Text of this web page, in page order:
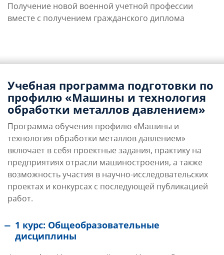
Получение новой военной учетной профессии
вместе с получением гражданского диплома
Учебная программа подготовки по
профилю «Машины и технология
обработки металлов давлением»
Программа обучения профилю «Машины и
технология обработки металлов давлением»
включает в себя проектные задания, практику на
предприятиях отрасли машиностроения, а также
возможность участия в научно-исследовательских
проектах и конкурсах с последующей публикацией
работ.
1 курс: Общеобразовательные
дисциплины